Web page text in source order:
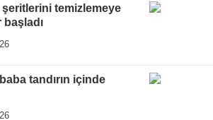
temizlemeye
tandırın içinde